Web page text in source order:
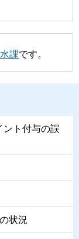
課です。
ント付与の誤
状況